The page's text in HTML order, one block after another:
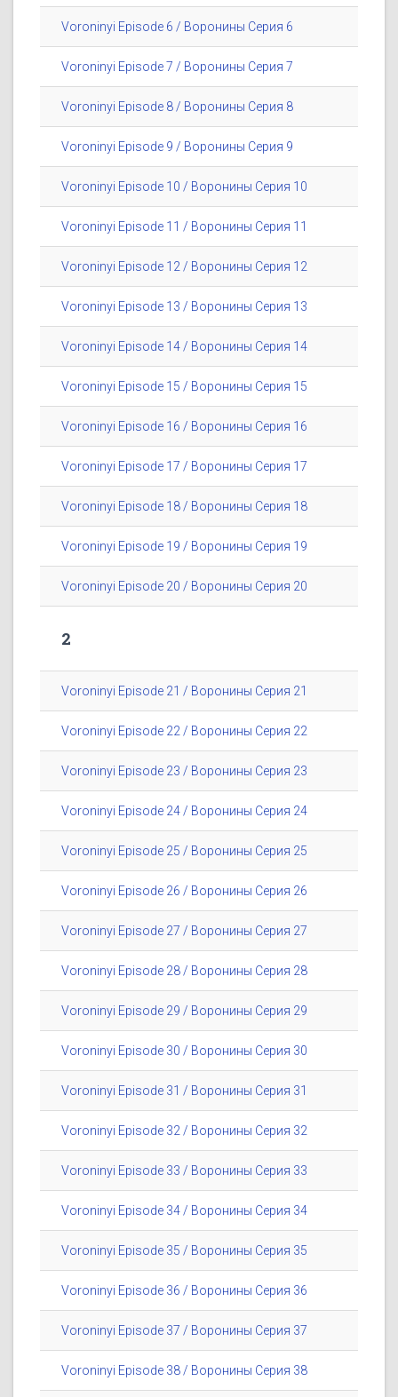
Voroninyi Episode 6 / Воронины Серия 6
Voroninyi Episode 7 / Воронины Серия 7
Voroninyi Episode 8 / Воронины Серия 8
Voroninyi Episode 9 / Воронины Серия 9
Voroninyi Episode 10 / Воронины Серия 10
Voroninyi Episode 11 / Воронины Серия 11
Voroninyi Episode 12 / Воронины Серия 12
Voroninyi Episode 13 / Воронины Серия 13
Voroninyi Episode 14 / Воронины Серия 14
Voroninyi Episode 15 / Воронины Серия 15
Voroninyi Episode 16 / Воронины Серия 16
Voroninyi Episode 17 / Воронины Серия 17
Voroninyi Episode 18 / Воронины Серия 18
Voroninyi Episode 19 / Воронины Серия 19
Voroninyi Episode 20 / Воронины Серия 20
2
Voroninyi Episode 21 / Воронины Серия 21
Voroninyi Episode 22 / Воронины Серия 22
Voroninyi Episode 23 / Воронины Серия 23
Voroninyi Episode 24 / Воронины Серия 24
Voroninyi Episode 25 / Воронины Серия 25
Voroninyi Episode 26 / Воронины Серия 26
Voroninyi Episode 27 / Воронины Серия 27
Voroninyi Episode 28 / Воронины Серия 28
Voroninyi Episode 29 / Воронины Серия 29
Voroninyi Episode 30 / Воронины Серия 30
Voroninyi Episode 31 / Воронины Серия 31
Voroninyi Episode 32 / Воронины Серия 32
Voroninyi Episode 33 / Воронины Серия 33
Voroninyi Episode 34 / Воронины Серия 34
Voroninyi Episode 35 / Воронины Серия 35
Voroninyi Episode 36 / Воронины Серия 36
Voroninyi Episode 37 / Воронины Серия 37
Voroninyi Episode 38 / Воронины Серия 38